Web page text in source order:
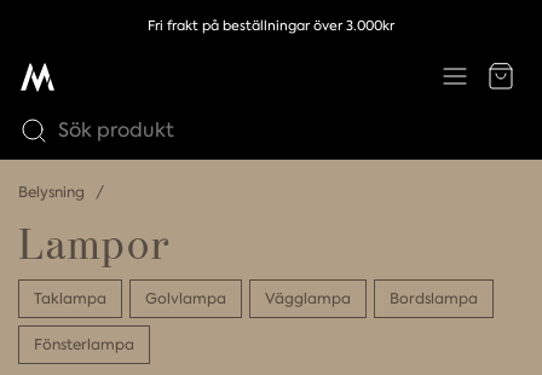
Fri frakt på beställningar över 3.000kr
Belysning
Lampor
Taklampa Golvlampa Vägglampa Bordslampa
Fönsterlampa